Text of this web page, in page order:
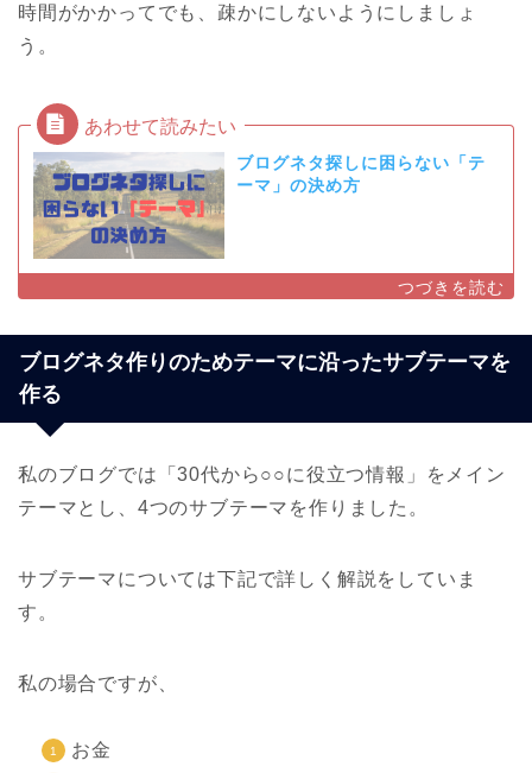
時間がかかってでも、疎かにしないようにしましょ
う。
ブログネタ探しに困らない「テ
ーマ」の決め方
ブログネタ作りのためテーマに沿ったサブテーマを
作る
私のブログでは「30代から○○に役立つ情報」をメイン
テーマとし、4つのサブテーマを作りました。
サブテーマについては下記で詳しく解説をしていま
す。
私の場合ですが、
お金